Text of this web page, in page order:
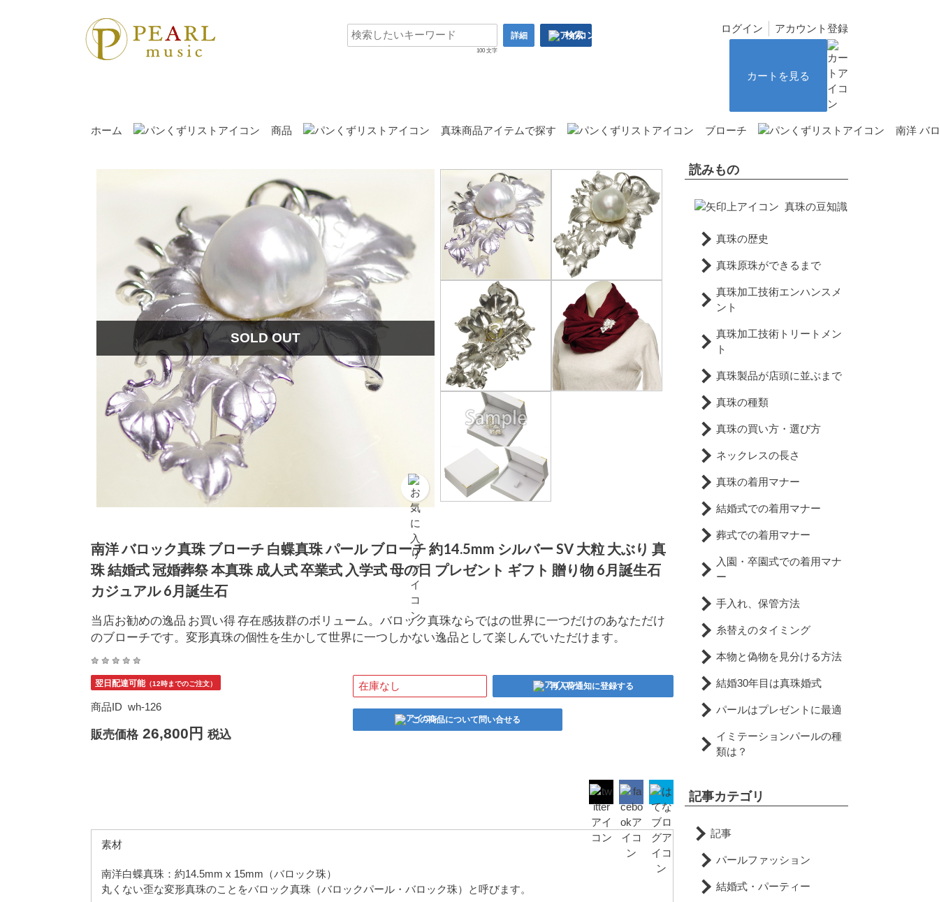
100 文字
詳細 検索
ログイン アカウント登録
カートを見る
ホーム 商品 真珠商品アイテムで探す ブローチ 南洋 バ
SOLD OUT
南洋 バロック真珠 ブローチ 白蝶真珠 パール ブローチ 約14.5mm シルバー SV 大粒 大ぶり 真
珠 結婚式 冠婚葬祭 本真珠 成人式 卒業式 入学式 母の日 プレゼント ギフト 贈り物 6月誕生石
カジュアル 6月誕生石
当店お勧めの逸品 お買い得 存在感抜群のボリューム。バロック真珠ならではの世界に一つだけのあなただけ
のブローチです。変形真珠の個性を生かして世界に一つしかない逸品として楽しんでいただけます。
翌日配達可能（12時までのご注文）
商品ID wh-126
販売価格 26,800円 税込
在庫なし 再入荷通知に登録する
この商品について問い合せる
素材
南洋白蝶真珠：約14.5mm x 15mm（バロック珠）
丸くない歪な変形真珠のことをバロック真珠（バロックパール・バロック珠）と呼びます。
読みもの
真珠の豆知識
真珠の歴史
真珠原珠ができるまで
真珠加工技術エンハンスメ
ント
真珠加工技術トリートメン
ト
真珠製品が店頭に並ぶまで
真珠の種類
真珠の買い方・選び方
ネックレスの長さ
真珠の着用マナー
結婚式での着用マナー
葬式での着用マナー
入園・卒園式での着用マナ
ー
手入れ、保管方法
糸替えのタイミング
本物と偽物を見分ける方法
結婚30年目は真珠婚式
パールはプレゼントに最適
イミテーションパールの種
類は？
記事カテゴリ
記事
パールファッション
結婚式・パーティー